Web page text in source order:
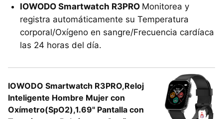
IOWODO Smartwatch R3PRO Monitorea y
registra automáticamente su Temperatura
corporal/Oxígeno en sangre/Frecuencia cardíaca
las 24 horas del día.
IOWODO Smartwatch R3PRO,Reloj
Inteligente Hombre Mujer con
Oxímetro(SpO2),1.69" Pantalla con